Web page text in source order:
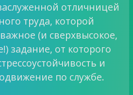
отличницей
труда, которой
(и сверхвысокое,
задание, от которого
и
по службе.